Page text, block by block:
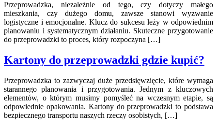
Przeprowadzka, niezależnie od tego, czy dotyczy małego
mieszkania, czy dużego domu, zawsze stanowi wyzwanie
logistyczne i emocjonalne. Klucz do sukcesu leży w odpowiednim
planowaniu i systematycznym działaniu. Skuteczne przygotowanie
do przeprowadzki to proces, który rozpoczyna […]
Kartony do przeprowadzki gdzie kupić?
Przeprowadzka to zazwyczaj duże przedsięwzięcie, które wymaga
starannego planowania i przygotowania. Jednym z kluczowych
elementów, o którym musimy pomyśleć na wczesnym etapie, są
odpowiednie opakowania. Kartony do przeprowadzki to podstawa
bezpiecznego transportu naszych rzeczy osobistych, […]